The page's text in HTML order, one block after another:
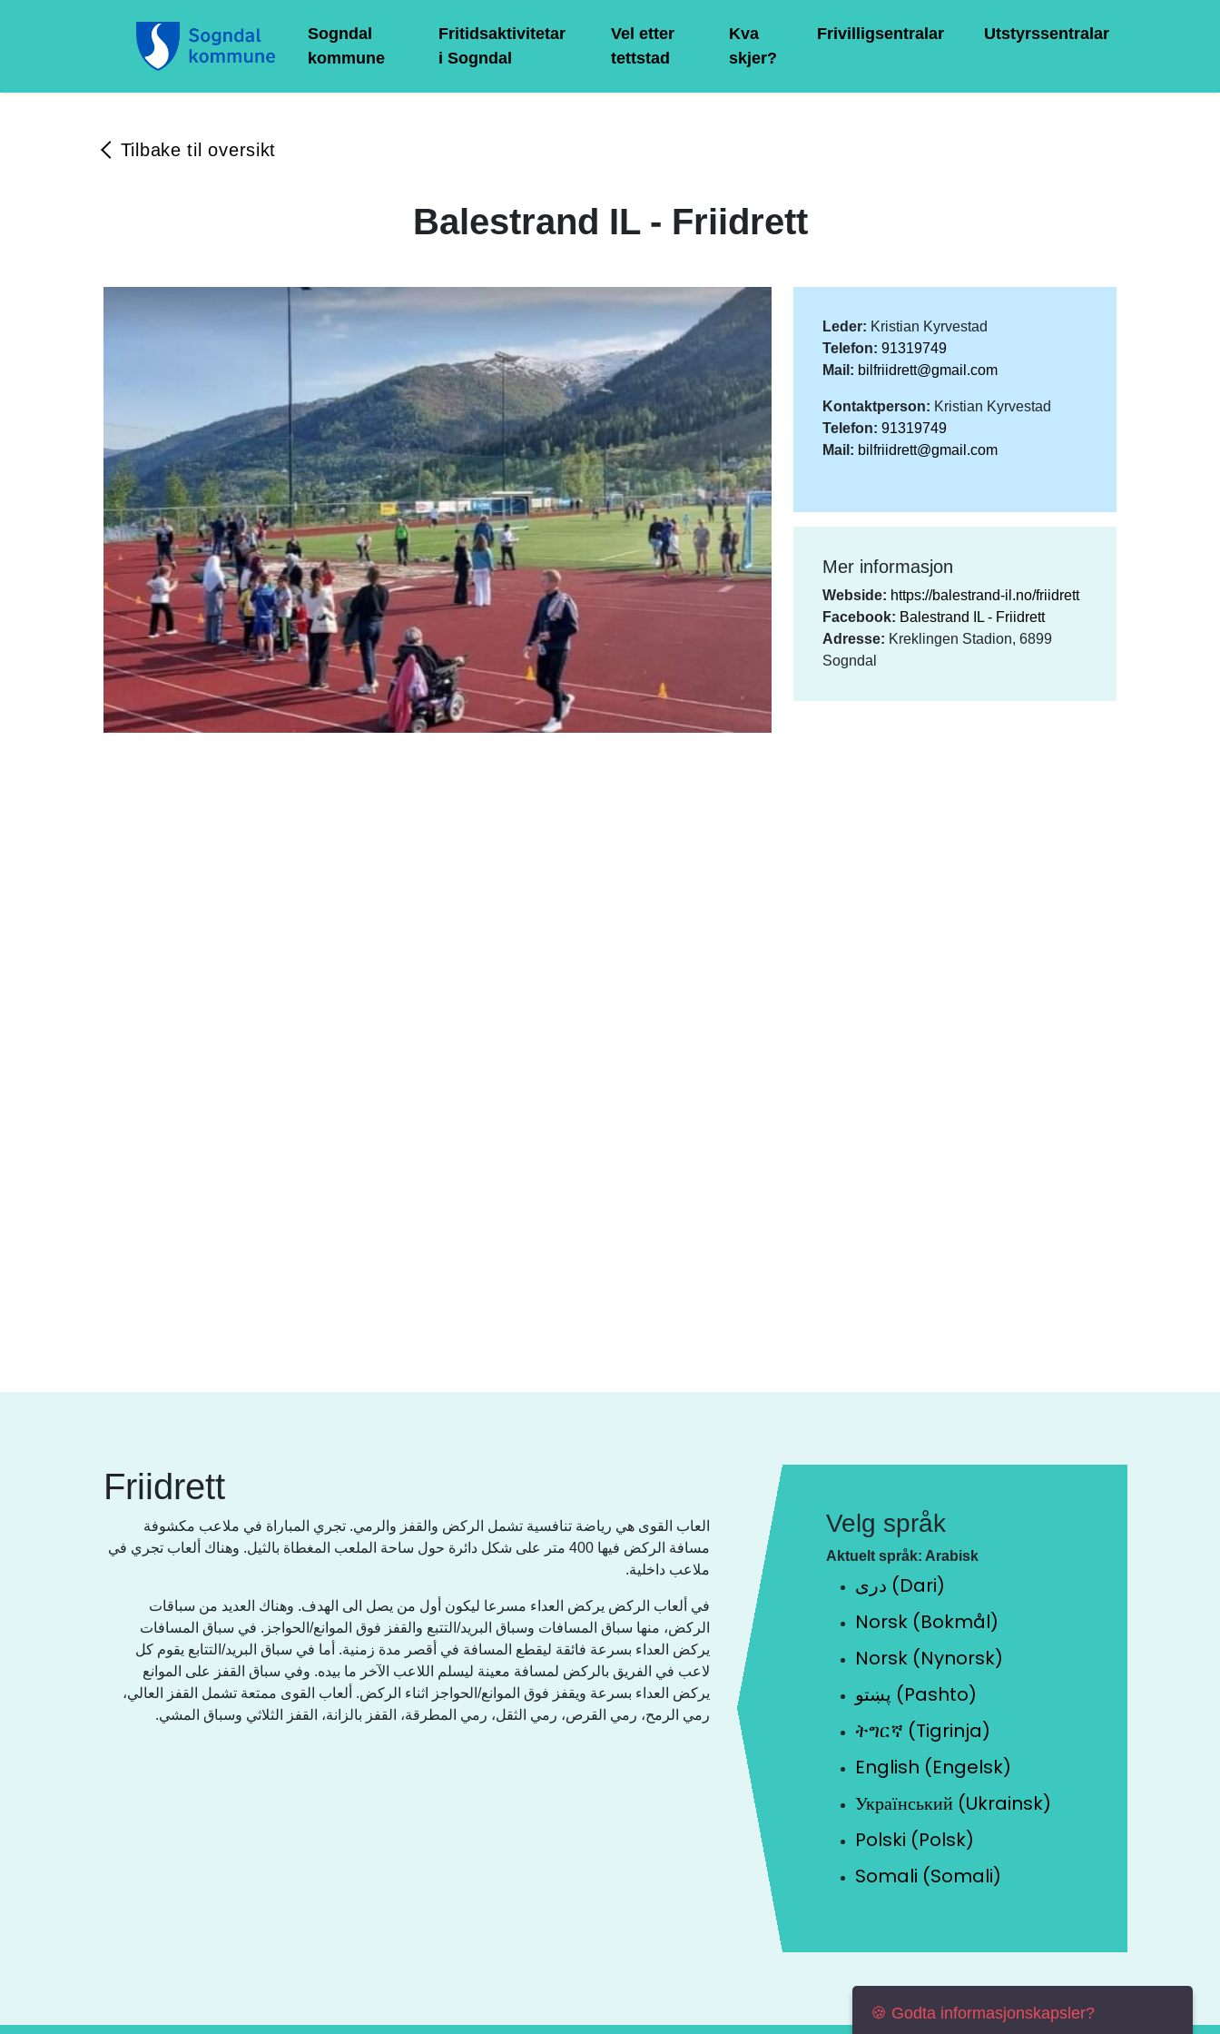
Sogndal
kommune
Fritidsaktivitetar
i Sogndal
Vel etter
tettstad
Kva
skjer?
Frivilligsentralar Utstyrssentralar
Tilbake til oversikt
Balestrand IL - Friidrett
Leder: Kristian Kyrvestad
Telefon: 91319749
Mail: bilfriidrett@gmail.com
Kontaktperson: Kristian Kyrvestad
Telefon: 91319749
Mail: bilfriidrett@gmail.com
Mer informasjon
Webside: https://balestrand-il.no/friidrett
Facebook: Balestrand IL - Friidrett
Adresse: Kreklingen Stadion, 6899
Sogndal
Friidrett
العاب القوى هي رياضة تنافسية تشمل الركض والقفز والرمي. تجري المباراة في ملاعب مكشوفة
مسافة الركض فيها 400 متر على شكل دائرة حول ساحة الملعب المغطاة بالثيل. وهناك ألعاب تجري في
ملاعب داخلية.
في ألعاب الركض يركض العداء مسرعا ليكون أول من يصل الى الهدف. وهناك العديد من سباقات
الركض، منها سباق المسافات وسباق البريد/التتبع والقفز فوق الموانع/الحواجز. في سباق المسافات
يركض العداء بسرعة فائقة ليقطع المسافة في أقصر مدة زمنية. أما في سباق البريد/التتابع يقوم كل
لاعب في الفريق بالركض لمسافة معينة ليسلم اللاعب الآخر ما بيده. وفي سباق القفز على الموانع
يركض العداء بسرعة ويقفز فوق الموانع/الحواجز اثناء الركض. ألعاب القوى ممتعة تشمل القفز العالي،
رمي الرمح، رمي القرص، رمي الثقل، رمي المطرقة، القفز بالزانة، القفز الثلاثي وسباق المشي.
Velg språk
Aktuelt språk: Arabisk
دری (Dari)
Norsk (Bokmål)
Norsk (Nynorsk)
پښتو (Pashto)
ትግርኛ (Tigrinja)
English (Engelsk)
Український (Ukrainsk)
Polski (Polsk)
Somali (Somali)
🍪 Godta informasjonskapsler?